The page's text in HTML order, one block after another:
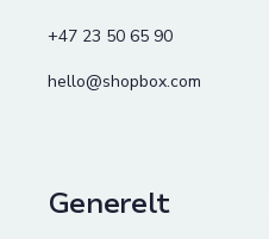
+47 23 50 65 90
hello@shopbox.com
Generelt